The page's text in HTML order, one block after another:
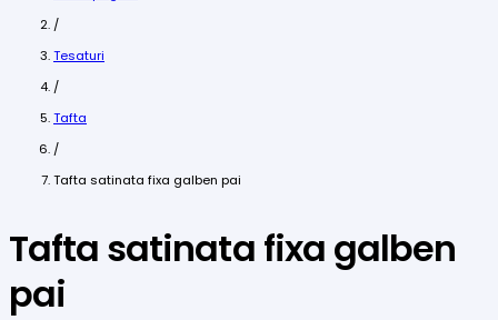
/
Tesaturi
/
Tafta
/
Tafta satinata fixa galben pai
Tafta satinata fixa galben
pai